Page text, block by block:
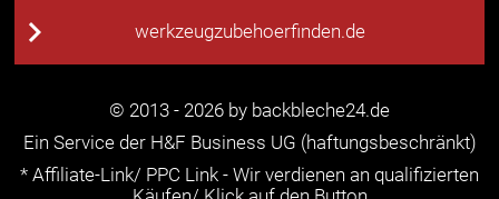
werkzeugzubehoerfinden.de
© 2013 - 2026 by backbleche24.de
Ein Service der H&F Business UG (haftungsbeschränkt)
* Affiliate-Link/ PPC Link - Wir verdienen an qualifizierten